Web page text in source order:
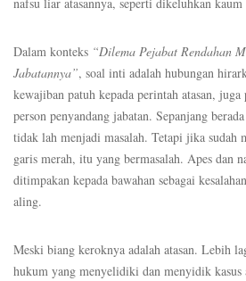
Dalam konteks “Dilema Pejabat Rendahan
Jabatannya”, soal inti adalah hubungan
kewajiban patuh kepada perintah atasan,
person penyandang jabatan. Sepanjang
tidak lah menjadi masalah. Tetapi jika sudah
garis merah, itu yang bermasalah. Apes dan
ditimpakan kepada bawahan sebagai
aling.
Meski biang keroknya adalah atasan. Lebih
hukum yang menyelidiki dan menyidik kasus